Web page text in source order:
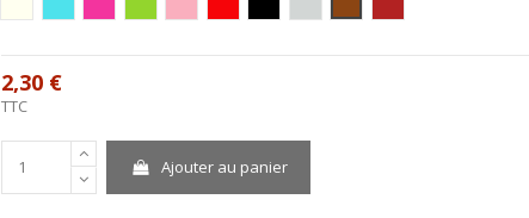
2,30 €
TTC
Ajouter au panier